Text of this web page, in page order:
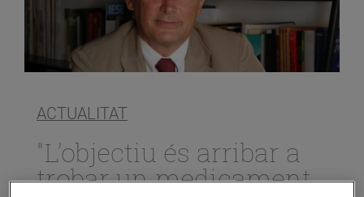
ACTUALITAT
"L’objectiu és arribar a
trobar un medicament